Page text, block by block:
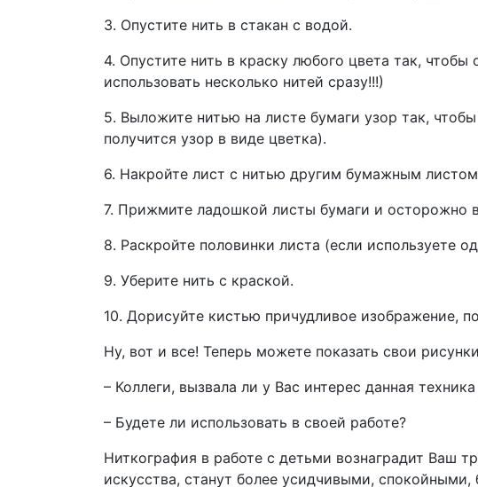
3. Опустите нить в стакан с водой.
4. Опустите нить в краску любого цвета так,
использовать несколько нитей сразу!!!)
5. Выложите нитью на листе бумаги узор так,
получится узор в виде цветка).
6. Накройте лист с нитью другим бумажным
7. Прижмите ладошкой листы бумаги и осторожно
8. Раскройте половинки листа (если используете
9. Уберите нить с краской.
10. Дорисуйте кистью причудливое изображение,
Ну, вот и все! Теперь можете показать свои
– Коллеги, вызвала ли у Вас интерес данная
– Будете ли использовать в своей работе?
Ниткография в работе с детьми вознаградит Ваш
искусства, станут более усидчивыми, спокойными,